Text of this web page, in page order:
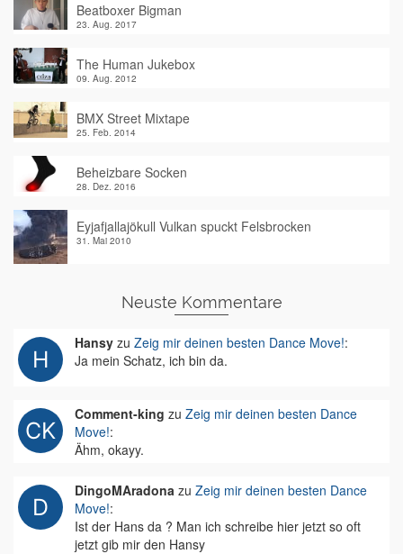
Beatboxer Bigman
23. Aug. 2017
The Human Jukebox
09. Aug. 2012
BMX Street Mixtape
25. Feb. 2014
Beheizbare Socken
28. Dez. 2016
Eyjafjallajökull Vulkan spuckt Felsbrocken
31. Mai 2010
Neuste Kommentare
Hansy zu Zeig mir deinen besten Dance Move!:
Ja mein Schatz, ich bin da.
Comment-king zu Zeig mir deinen besten Dance
Move!:
Ähm, okayy.
DingoMAradona zu Zeig mir deinen besten Dance
Move!:
Ist der Hans da ? Man ich schreibe hier jetzt so oft
jetzt gib mir den Hansy